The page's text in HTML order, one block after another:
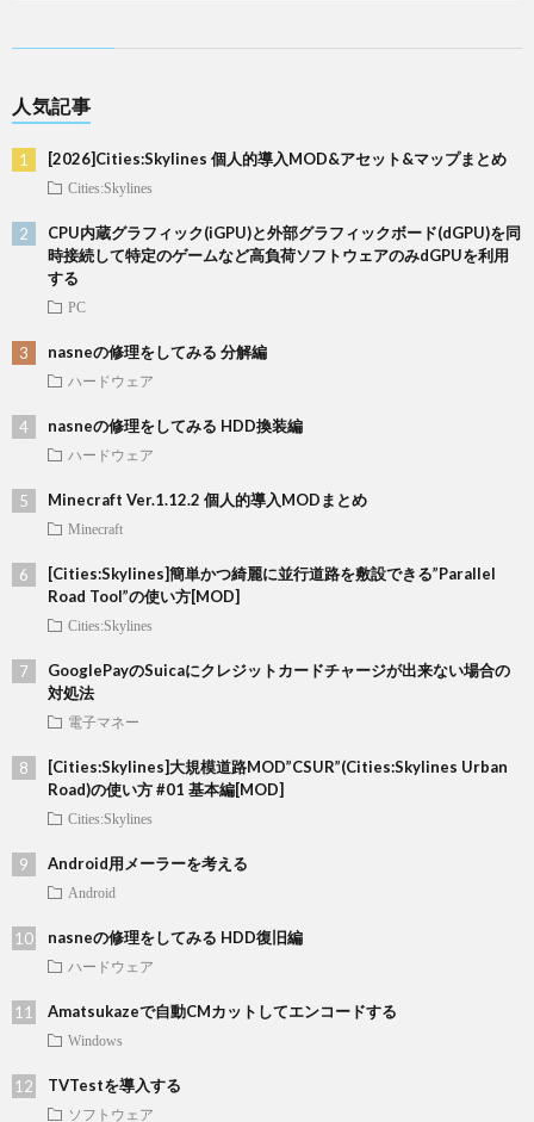
人気記事
[2026]Cities:Skylines 個人的導入MOD&アセット&マップまとめ
Cities:Skylines
CPU内蔵グラフィック(iGPU)と外部グラフィックボード(dGPU)を同
時接続して特定のゲームなど高負荷ソフトウェアのみdGPUを利用
する
PC
nasneの修理をしてみる 分解編
ハードウェア
nasneの修理をしてみる HDD換装編
ハードウェア
Minecraft Ver.1.12.2 個人的導入MODまとめ
Minecraft
[Cities:Skylines]簡単かつ綺麗に並行道路を敷設できる”Parallel
Road Tool”の使い方[MOD]
Cities:Skylines
GooglePayのSuicaにクレジットカードチャージが出来ない場合の
対処法
電子マネー
[Cities:Skylines]大規模道路MOD”CSUR”(Cities:Skylines Urban
Road)の使い方 #01 基本編[MOD]
Cities:Skylines
Android用メーラーを考える
Android
nasneの修理をしてみる HDD復旧編
ハードウェア
Amatsukazeで自動CMカットしてエンコードする
Windows
TVTestを導入する
ソフトウェア